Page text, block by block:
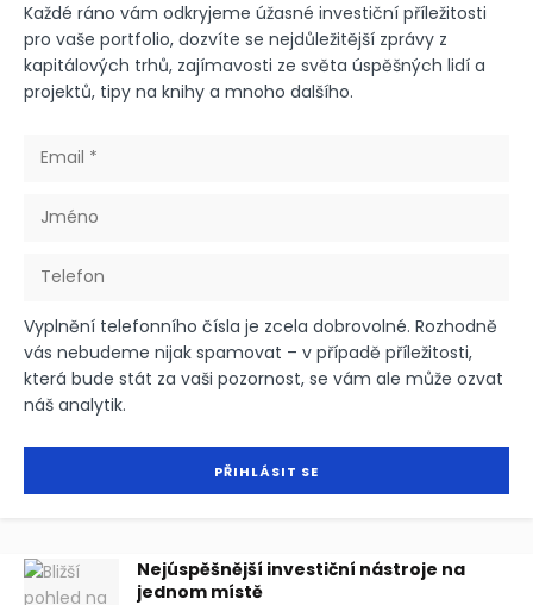
Každé ráno vám odkryjeme úžasné investiční příležitosti
pro vaše portfolio, dozvíte se nejdůležitější zprávy z
kapitálových trhů, zajímavosti ze světa úspěšných lidí a
projektů, tipy na knihy a mnoho dalšího.
Vyplnění telefonního čísla je zcela dobrovolné. Rozhodně
vás nebudeme nijak spamovat – v případě příležitosti,
která bude stát za vaši pozornost, se vám ale může ozvat
náš analytik.
Nejúspěšnější investiční nástroje na
jednom místě